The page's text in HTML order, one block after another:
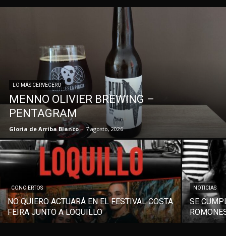
LO MÁS CERVECERO
MENNO OLIVIER BREWING –
PENTAGRAM
Gloria de Arriba Blanco - 7 agosto, 2026
CONCIERTOS
NO QUIERO ACTUARÁ EN EL FESTIVAL COSTA
FEIRA JUNTO A LOQUILLO
NOTICIAS
SE